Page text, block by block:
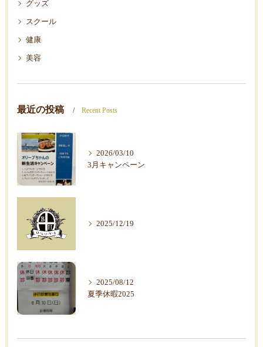
グッズ
スクール
健康
美容
最近の投稿 Recent Posts
2026/03/10
3月キャンペーン
2025/12/19
2025/08/12
夏季休暇2025